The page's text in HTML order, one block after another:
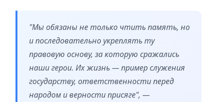
"Мы обязаны не только чтить память, но
и последовательно укреплять ту
правовую основу, за которую сражались
наши герои. Их жизнь — пример служения
государству, ответственности перед
народом и верности присяге", —